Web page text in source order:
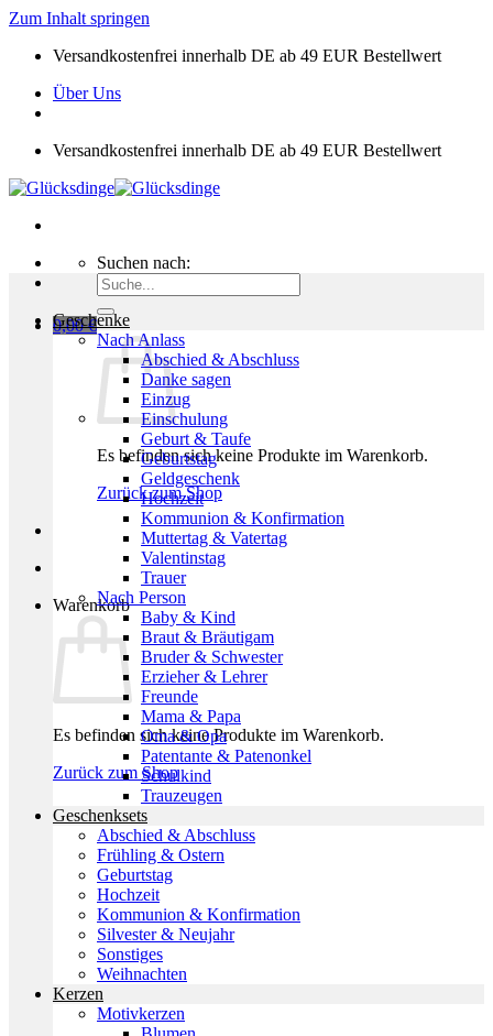
Zum Inhalt springen
Versandkostenfrei innerhalb DE ab 49 EUR Bestellwert
Über Uns
Versandkostenfrei innerhalb DE ab 49 EUR Bestellwert
Suchen nach:
0,00€
Es befinden sich keine Produkte im Warenkorb.
Zurück zum Shop
Warenkorb
Es befinden sich keine Produkte im Warenkorb.
Zurück zum Shop
Geschenke
Nach Anlass
Abschied & Abschluss
Danke sagen
Einzug
Einschulung
Geburt & Taufe
Geburtstag
Geldgeschenk
Hochzeit
Kommunion & Konfirmation
Muttertag & Vatertag
Valentinstag
Trauer
Nach Person
Baby & Kind
Braut & Bräutigam
Bruder & Schwester
Erzieher & Lehrer
Freunde
Mama & Papa
Oma & Opa
Patentante & Patenonkel
Schulkind
Trauzeugen
Geschenksets
Abschied & Abschluss
Frühling & Ostern
Geburtstag
Hochzeit
Kommunion & Konfirmation
Silvester & Neujahr
Sonstiges
Weihnachten
Kerzen
Motivkerzen